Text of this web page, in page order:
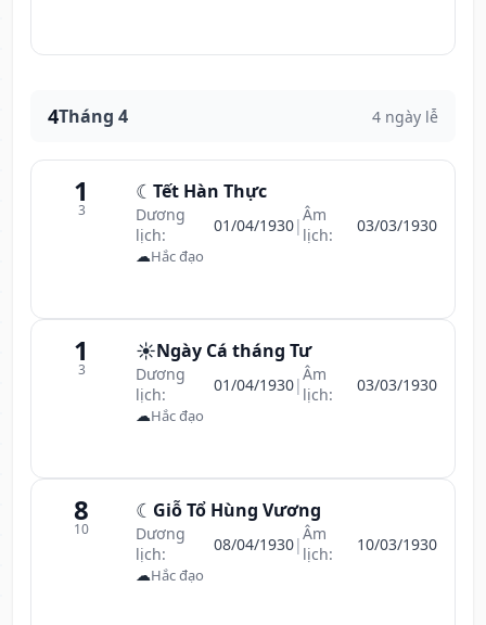
4Tháng 4 4 ngày lễ
1
3
☾ Tết Hàn Thực
Dương
lịch:
01/04/1930|Âm
lịch:
03/03/1930
☁Hắc đạo
1
3
☀️Ngày Cá tháng Tư
Dương
lịch:
01/04/1930|Âm
lịch:
03/03/1930
☁Hắc đạo
8
10
☾ Giỗ Tổ Hùng Vương
Dương
lịch:
08/04/1930|Âm
lịch:
10/03/1930
☁Hắc đạo